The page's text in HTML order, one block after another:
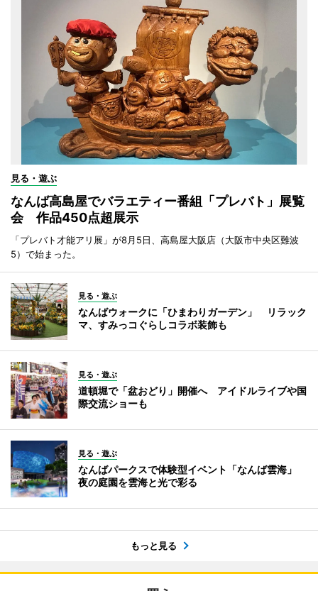
見る・遊ぶ
なんば高島屋でバラエティー番組「プレバト」展覧
会 作品450点超展示
「プレバト才能アリ展」が8月5日、高島屋大阪店（大阪市中央区難波
5）で始まった。
見る・遊ぶ
なんばウォークに「ひまわりガーデン」 リラック
マ、すみっコぐらしコラボ装飾も
見る・遊ぶ
道頓堀で「盆おどり」開催へ アイドルライブや国
際交流ショーも
見る・遊ぶ
なんばパークスで体験型イベント「なんば雲海」
夜の庭園を雲海と光で彩る
もっと見る